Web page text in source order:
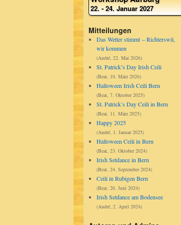
Irish Set Dancing
Solothurn
Set Dance - Caller: Eva
Zürich
Set Dance - Caller: Manuela
Irish Set Dancing
Solothurn
22. - 24. Januar 2027
Mitteilungen
Das Wetter stimmt – Richterswil,
wir kommen
(André, 22. Mai 2026)
St. Patrick’s Day Irish Ceili
(Beat, 10. März 2026)
Halloween Irish Ceili Bern
(Beat, 7. Oktober 2025)
St. Patrick’s Day Ceili in Bern
(Beat, 11. März 2025)
Happy 2025
(André, 1. Januar 2025)
Halloween Ceili in Bern
(Beat, 23. Oktober 2024)
Irish Setdance in Bern
(Beat, 24. September 2024)
Ceili in Rubigen Bern
(Beat, 20. Juni 2024)
Irish Setdance am Bodensee
(André, 2. April 2024)